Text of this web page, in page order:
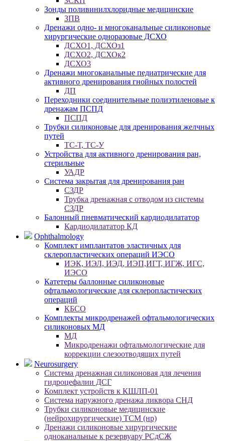
Зонды поливинилхлоридные медицинские
ЗПВ
Дренажи одно- и многоканальные силиконовые
хирургические одноразовые ДСХО
ДСХО1, ДСХОз1
ДСХО2, ДСХОк2
ДСХО3
Дренажи многоканальные педиатрические для
активного дренирования гнойных полостей
ДП
Переходники соединительные полиэтиленовые к
дренажам ПСПД
ПСПД
Трубки силиконовые для дренирования желчных
путей
ТС-Т, ТС-У
Устройства для активного дренирования ран,
стерильные
УАДР
Система закрытая для дренирования ран
СЗДР
Трубка дренажная с отводом из системы
СЗДР
Балонный пневматический кардиодилататор
Кардиодилататор КД
Ophthalmology
Комплект имплантатов эластичных для
склеропластических операций ИЭСО
ИЭК, ИЭЛ, ИЭД, ИЭП,ИГТ, ИГЖ, ИГС,
ИЭСО
Катетеры баллонные силиконовые
офтальмологические для склеропластических
операций
КБСО
Комплекты микродренажей офтальмологических
силиконовых МД
МД
Микродренажи офтальмологические для
коррекции слезоотводящих путей
Neurosurgery
Система дренажная силиконовая для лечения
гидроцефалии ДСГ
Комплект устройств к КШЛП-01
Система наружного дренажа ликвора СНД
Трубки силиконовые медицинские
(нейрохирургические) ТСМ (нр)
Дренажи силиконовые хирургические
одноканальные к резервуару РСдСЖ